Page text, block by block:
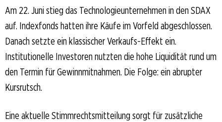
Am 22. Juni stieg das Technologieunternehmen in den SDAX
auf. Indexfonds hatten ihre Käufe im Vorfeld abgeschlossen.
Danach setzte ein klassischer Verkaufs-Effekt ein.
Institutionelle Investoren nutzten die hohe Liquidität rund um
den Termin für Gewinnmitnahmen. Die Folge: ein abrupter
Kursrutsch.
Eine aktuelle Stimmrechtsmitteilung sorgt für zusätzliche